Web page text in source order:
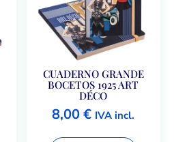
CUADERNO GRANDE
BOCETOS 1925 ART
DÉCO
8,00€ IVA incl.